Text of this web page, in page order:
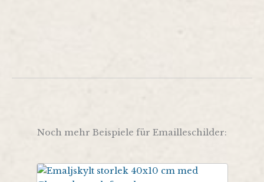
Noch mehr Beispiele für Emailleschilder: